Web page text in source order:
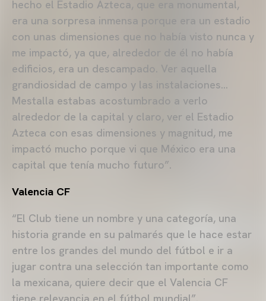
hecho el Estadio Azteca, que era monumental,
era una sorpresa inmensa porque era un estadio
con unas dimensiones que no había visto nunca y
me impactó, ya que, alrededor de él no había
edificios, era un descampado. Ver aquella
grandiosidad de campo y las instalaciones…
Mestalla estabas acostumbrado a verlo
alrededor de la capital y claro, ver el Estadio
Azteca con esas dimensiones y magnitud, me
impactó mucho porque vi que México era una
capital que tenía mucho futuro”.
Valencia CF
“El Club tiene un nombre y una categoría, una
historia grande en su palmarés que le hace estar
entre los grandes del mundo del fútbol e ir a
jugar contra una selección tan importante como
la mexicana, quiere decir que el Valencia CF
tiene relevancia en el fútbol mundial”.